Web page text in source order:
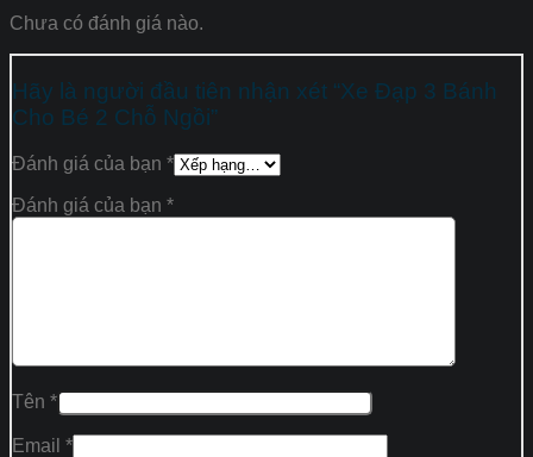
Chưa có đánh giá nào.
Hãy là người đầu tiên nhận xét “Xe Đạp 3 Bánh
Cho Bé 2 Chỗ Ngồi”
Đánh giá của bạn *
Đánh giá của bạn *
Tên *
Email *